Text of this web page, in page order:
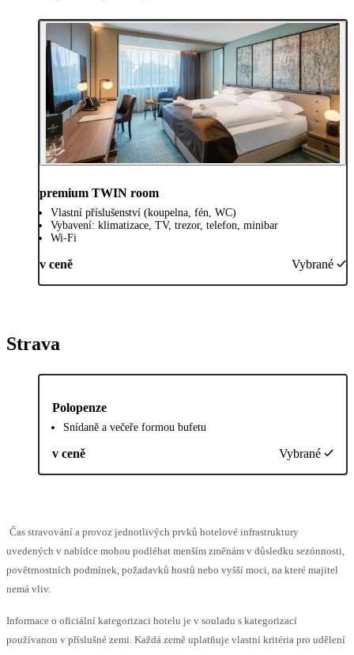
premium TWIN room
Vlastní příslušenství (koupelna, fén, WC)
Vybavení: klimatizace, TV, trezor, telefon, minibar
Wi-Fi
v ceně Vybrané
Strava
Polopenze
Snídaně a večeře formou bufetu
v ceně Vybrané
Čas stravování a provoz jednotlivých prvků hotelové infrastruktury
uvedených v nabídce mohou podléhat menším změnám v důsledku sezónnosti,
povětrnostních podmínek, požadavků hostů nebo vyšší moci, na které majitel
nemá vliv.
Informace o oficiální kategorizaci hotelu je v souladu s kategorizací
používanou v příslušné zemi. Každá země uplatňuje vlastní kritéria pro udělení